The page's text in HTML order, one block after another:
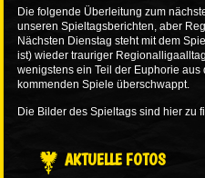
Die folgende Überleitung zum
unseren Spieltagsberichten, aber
Nächsten Dienstag steht mit dem
ist) wieder trauriger
wenigstens ein Teil der Euphorie
kommenden Spiele überschwappt.
Die Bilder des Spieltags sind hier zu
AKTUELLE FOTOS